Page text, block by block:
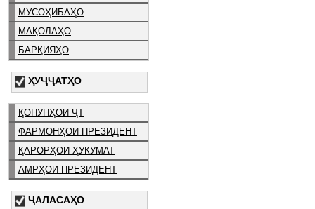
МУСОҲИБАҲО
МАҚОЛАҲО
БАРҚИЯҲО
ҲУҶҶАТҲО
ҚОНУНҲОИ ҶТ
ФАРМОНҲОИ ПРЕЗИДЕНТ
ҚАРОРҲОИ ҲУКУМАТ
АМРҲОИ ПРЕЗИДЕНТ
ҶАЛАСАҲО